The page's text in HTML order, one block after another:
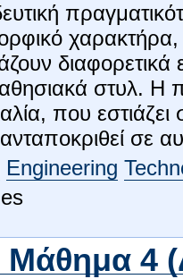
διαφορετικά
στυλ. Η
που
σε
Engineering
4